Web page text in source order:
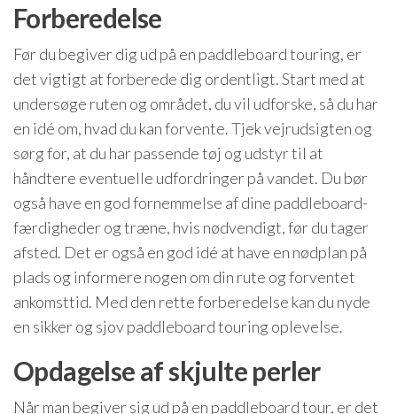
Forberedelse
Før du begiver dig ud på en paddleboard touring, er
det vigtigt at forberede dig ordentligt. Start med at
undersøge ruten og området, du vil udforske, så du har
en idé om, hvad du kan forvente. Tjek vejrudsigten og
sørg for, at du har passende tøj og udstyr til at
håndtere eventuelle udfordringer på vandet. Du bør
også have en god fornemmelse af dine paddleboard-
færdigheder og træne, hvis nødvendigt, før du tager
afsted. Det er også en god idé at have en nødplan på
plads og informere nogen om din rute og forventet
ankomsttid. Med den rette forberedelse kan du nyde
en sikker og sjov paddleboard touring oplevelse.
Opdagelse af skjulte perler
Når man begiver sig ud på en paddleboard tour, er det